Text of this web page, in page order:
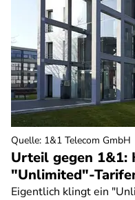
Urteil gegen 1&1:
"Unlimited"-
Eigentlich klingt ein
Quelle: 1&1 Telecom GmbH